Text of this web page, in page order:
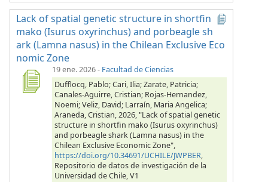
Lack of spatial genetic structure in shortfin
mako (Isurus oxyrinchus) and porbeagle sh
ark (Lamna nasus) in the Chilean Exclusive Eco
nomic Zone
19 ene. 2026- Facultad de Ciencias
Dufflocq, Pablo; Cari, Ilia; Zarate, Patricia;
Canales-Aguirre, Cristian; Rojas-Hernandez,
Noemi; Veliz, David; Larraín, Maria Angelica;
Araneda, Cristian, 2026, "Lack of spatial genetic
structure in shortfin mako (Isurus oxyrinchus)
and porbeagle shark (Lamna nasus) in the
Chilean Exclusive Economic Zone",
https://doi.org/10.34691/UCHILE/JWPBER,
Repositorio de datos de investigación de la
Universidad de Chile, V1